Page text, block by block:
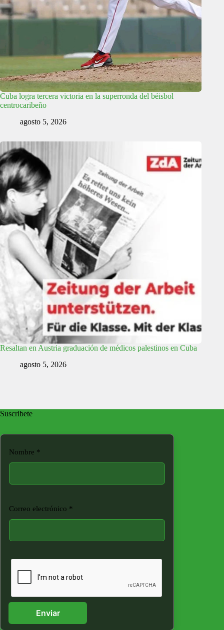
Cuba logra tercera victoria en la superronda del béisbol
centrocaribeño
agosto 5, 2026
Resaltan en Austria graduación de médicos palestinos en Cuba
agosto 5, 2026
Suscribete
Nombre *
Correo electrónico *
Enviar